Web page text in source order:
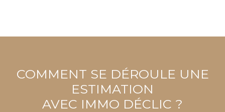
COMMENT SE DÉROULE UNE
ESTIMATION
AVEC IMMO DÉCLIC ?